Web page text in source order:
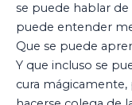
se puede hablar de
puede entender
Que se puede
Y que incluso se
cura